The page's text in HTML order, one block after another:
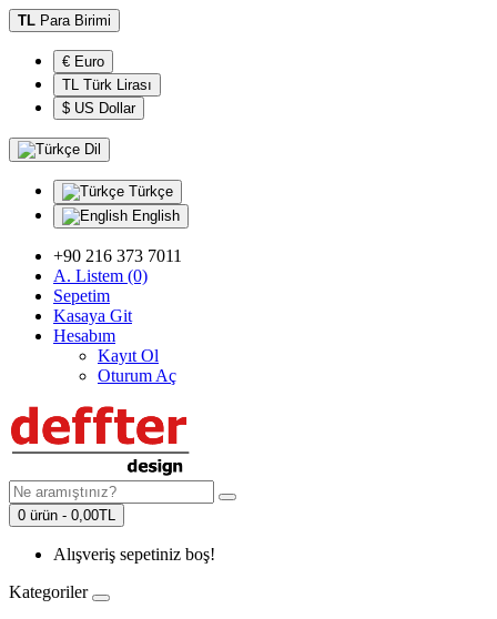
TL Para Birimi
€ Euro
TL Türk Lirası
$ US Dollar
Dil
Türkçe
English
+90 216 373 7011
A. Listem (0)
Sepetim
Kasaya Git
Hesabım
Kayıt Ol
Oturum Aç
0 ürün - 0,00TL
Alışveriş sepetiniz boş!
Kategoriler